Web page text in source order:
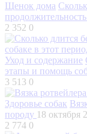
Щенок дома
2 352 0
Уход и содержание
этапы и помощь
3 513 0
Здоровье собак
породу 18 октября
2 774 0